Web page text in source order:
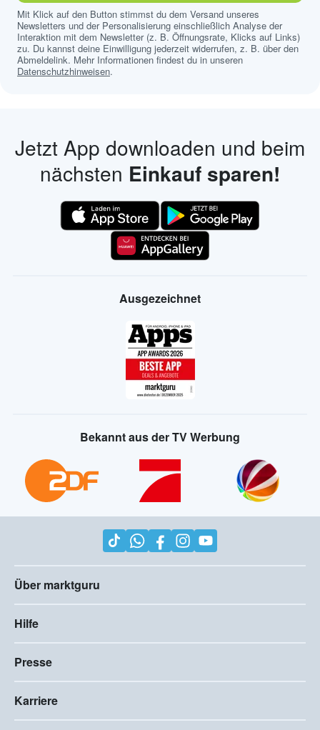
Mit Klick auf den Button stimmst du dem Versand unseres
Newsletters und der Personalisierung einschließlich Analyse der
Interaktion mit dem Newsletter (z. B. Öffnungsrate, Klicks auf Links)
zu. Du kannst deine Einwilligung jederzeit widerrufen, z. B. über den
Abmeldelink. Mehr Informationen findest du in unseren
Datenschutzhinweisen.
Jetzt App downloaden und beim
nächsten Einkauf sparen!
Ausgezeichnet
Bekannt aus der TV Werbung
Über marktguru
Hilfe
Presse
Karriere